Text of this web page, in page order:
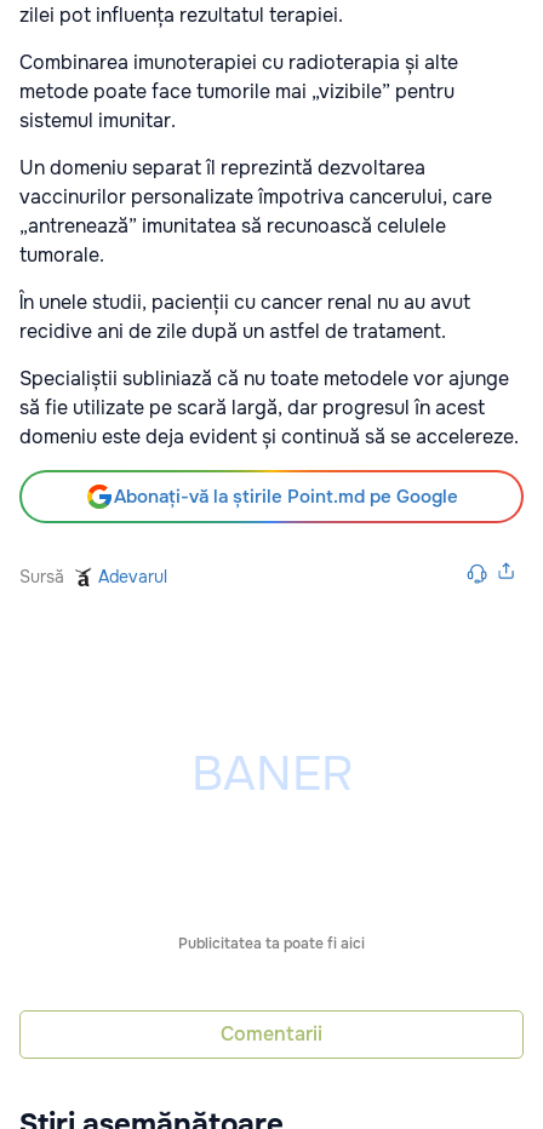
zilei pot influența rezultatul terapiei.
Combinarea imunoterapiei cu radioterapia și alte
metode poate face tumorile mai „vizibile” pentru
sistemul imunitar.
Un domeniu separat îl reprezintă dezvoltarea
vaccinurilor personalizate împotriva cancerului, care
„antrenează” imunitatea să recunoască celulele
tumorale.
În unele studii, pacienții cu cancer renal nu au avut
recidive ani de zile după un astfel de tratament.
Specialiștii subliniază că nu toate metodele vor ajunge
să fie utilizate pe scară largă, dar progresul în acest
domeniu este deja evident și continuă să se accelereze.
Abonați-vă la știrile Point.md pe Google
Sursă Adevarul
Publicitatea ta poate fi aici
Comentarii